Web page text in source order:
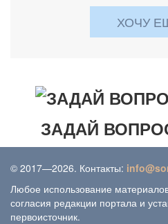
ХОЧУ
ЗАДАЙ
© 2017—2026. Контакты:
Любое использование
согласия редакции портала и
первоисточник.